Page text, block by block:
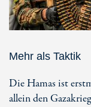
Mehr als Taktik
Die Hamas ist
allein den